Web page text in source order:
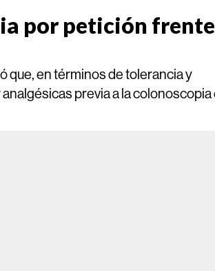
por petición
que, en términos de tolerancia y
previa a la colonoscopia